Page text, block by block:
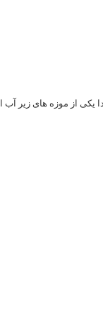
یکی از موزه های زیر